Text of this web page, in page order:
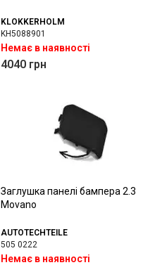
KLOKKERHOLM
KH5088901
Немає в наявності
4040 грн
Заглушка панелі бампера 2.3
Movano
AUTOTECHTEILE
505 0222
Немає в наявності